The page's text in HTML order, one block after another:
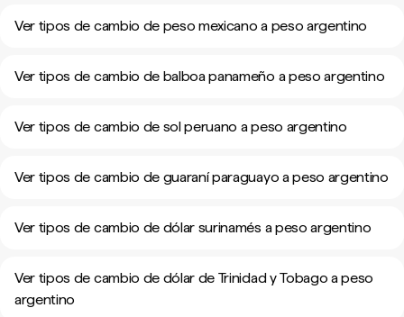
Ver tipos de cambio de peso mexicano a peso argentino
Ver tipos de cambio de balboa panameño a peso argentino
Ver tipos de cambio de sol peruano a peso argentino
Ver tipos de cambio de guaraní paraguayo a peso argentino
Ver tipos de cambio de dólar surinamés a peso argentino
Ver tipos de cambio de dólar de Trinidad y Tobago a peso
argentino